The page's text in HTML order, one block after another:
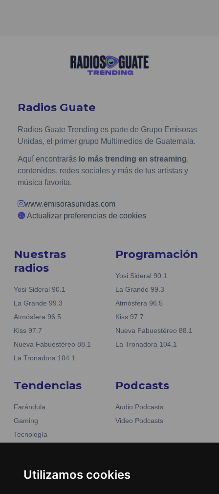
Utilizamos cookies
Radios Guate
Radios Guate Trending es parte de Grupo Emisoras
Unidas, el primer grupo Multimedios de Guatemala.
Aquí encontrarás lo más trending en streaming,
contenidos, redes sociales y más de tus artistas y
música favorita.
www.emisorasunidas.com
Actualizar preferencias de cookies
Nuestras
radios
Yosi Sideral 90.1
La Grande 99.3
Atmósfera 96.5
Kiss 97.7
Nueva Fabuestéreo 88.1
La Tronadora 104.1
Programación
Yosi Sideral 90.1
La Grande 99.3
Atmósfera 96.5
Kiss 97.7
Nueva Fabuestéreo 88.1
La Tronadora 104.1
Tendencias
Farándula
Gaming
Tecnología
Noticias
Podcasts
Audio Podcasts
Video Podcasts
Emisoras Unidas